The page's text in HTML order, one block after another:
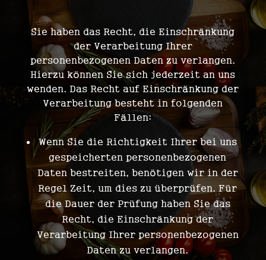
Sie haben das Recht, die Einschränkung
der Verarbeitung Ihrer
personenbezogenen Daten zu verlangen.
Hierzu können Sie sich jederzeit an uns
wenden. Das Recht auf Einschränkung der
Verarbeitung besteht in folgenden
Fällen:
Wenn Sie die Richtigkeit Ihrer bei uns
gespeicherten personenbezogenen
Daten bestreiten, benötigen wir in der
Regel Zeit, um dies zu überprüfen. Für
die Dauer der Prüfung haben Sie das
Recht, die Einschränkung der
Verarbeitung Ihrer personenbezogenen
Daten zu verlangen.